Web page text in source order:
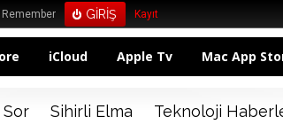
Remember Kayıt
iCloud Apple Tv Mac App
Sor Sihirli Elma Teknoloji